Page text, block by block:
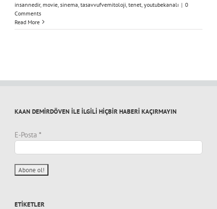
insannedir, movie sinema tasavvufvemitoloji tenet youtubekanalı | 0
Comments
Read More
KAAN DEMİRDÖVEN İLE İLGİLİ HİÇBİR HABERİ KAÇIRMAYIN
E-Posta *
ETIKETLER